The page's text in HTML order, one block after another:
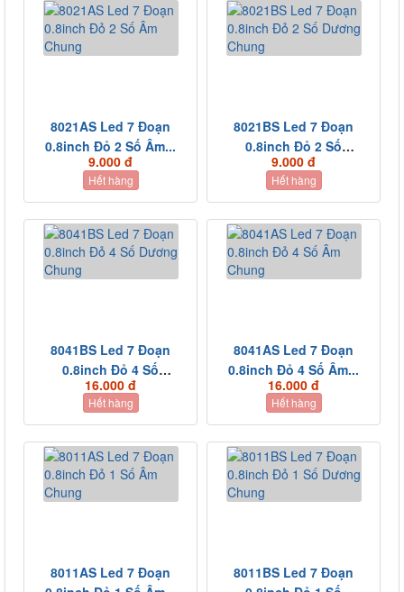
8021AS Led 7 Đoạn
0.8inch Đỏ 2 Số Âm...
9.000 đ
Hết hàng
8021BS Led 7 Đoạn
0.8inch Đỏ 2 Số
Dương...
9.000 đ
Hết hàng
8041BS Led 7 Đoạn
0.8inch Đỏ 4 Số
Dương...
16.000 đ
Hết hàng
8041AS Led 7 Đoạn
0.8inch Đỏ 4 Số Âm...
16.000 đ
Hết hàng
8011AS Led 7 Đoạn
8011BS Led 7 Đoạn